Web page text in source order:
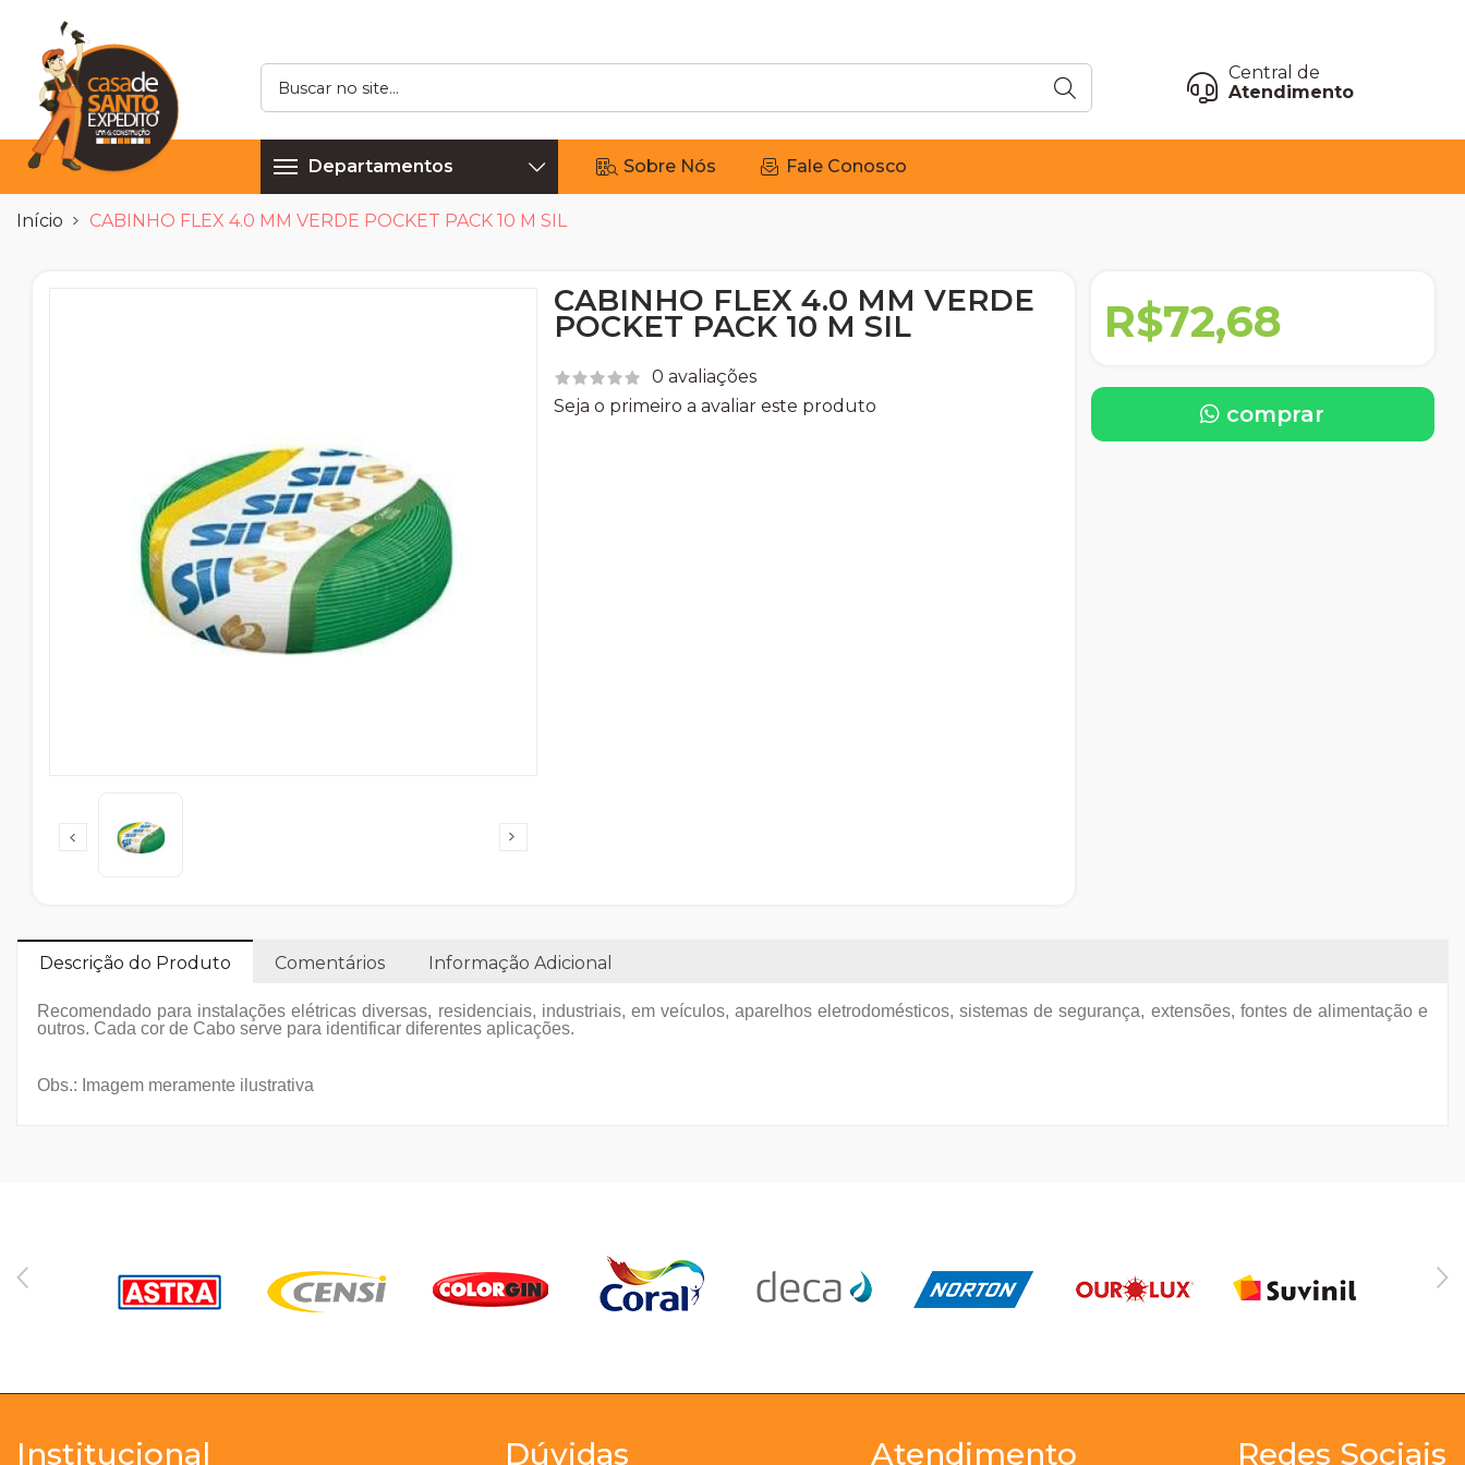
Central de
Atendimento
Departamentos Sobre Nós Fale Conosco
Início CABINHO FLEX 4.0 MM VERDE POCKET PACK 10 M SIL
CABINHO FLEX 4.0 MM VERDE
POCKET PACK 10 M SIL
0 avaliações
Seja o primeiro a avaliar este produto
R$72,68
comprar
Descrição do Produto Comentários Informação Adicional
Recomendado para instalações elétricas diversas, residenciais, industriais, em veículos, aparelhos eletrodomésticos, sistemas de segurança, extensões, fontes de alimentação e
outros. Cada cor de Cabo serve para identificar diferentes aplicações.
Obs.: Imagem meramente ilustrativa
Institucional Dúvidas Atendimento Redes Sociais